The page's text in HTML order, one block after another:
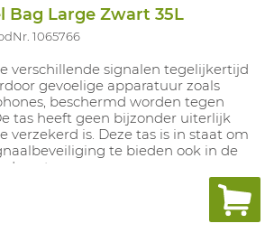
Bag Large Zwart 35L
1065766
verschillende signalen tegelijkertijd
gevoelige apparatuur zoals
beschermd worden tegen
tas heeft geen bijzonder uiterlijk
verzekerd is. Deze tas is in staat om
te bieden ook in de
x L: 56cm x B: 25,5cm. Gewicht: